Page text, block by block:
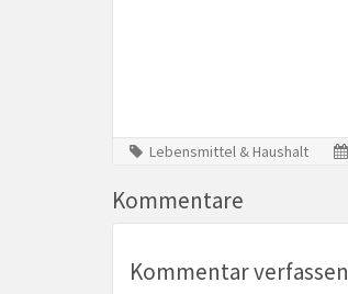
Lebensmittel & Haushalt
Kommentare
Kommentar verfassen